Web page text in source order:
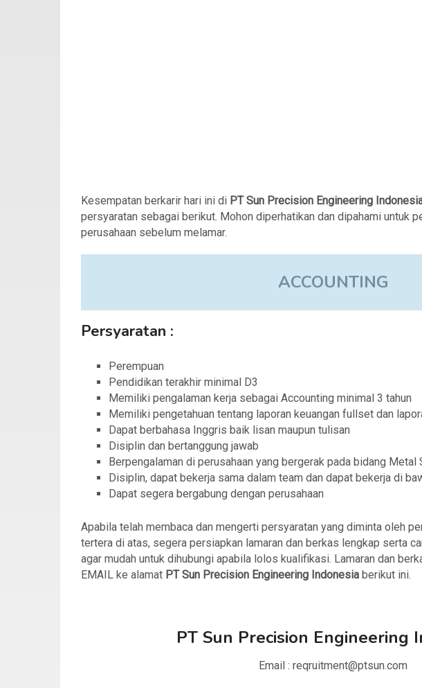
Kesempatan berkarir hari ini di PT Sun Precision Engineering
persyaratan sebagai berikut. Mohon diperhatikan dan dipahami untuk
perusahaan sebelum melamar.
ACCOUNTING
Persyaratan :
Perempuan
Pendidikan terakhir minimal D3
Memiliki pengalaman kerja sebagai Accounting minimal 3 tahun
Memiliki pengetahuan tentang laporan keuangan fullset dan
Dapat berbahasa Inggris baik lisan maupun tulisan
Disiplin dan bertanggung jawab
Berpengalaman di perusahaan yang bergerak pada bidang
Disiplin, dapat bekerja sama dalam team dan dapat bekerja di
Dapat segera bergabung dengan perusahaan
Apabila telah membaca dan mengerti persyaratan yang diminta oleh
tertera di atas, segera persiapkan lamaran dan berkas lengkap serta
agar mudah untuk dihubungi apabila lolos kualifikasi. Lamaran dan
EMAIL ke alamat PT Sun Precision Engineering Indonesia berikut ini.
PT Sun Precision Engineering
Email : reqruitment@ptsun.com